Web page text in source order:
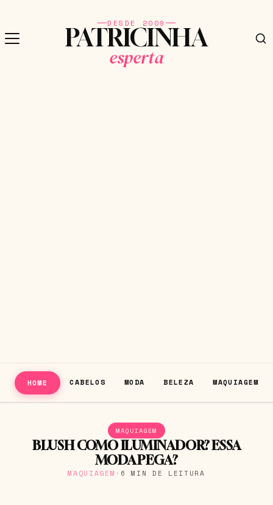
DESDE 2009
PATRICINHA
esperta
HOME CABELOS MODA BELEZA MAQUIAGEM
MAQUIAGEM
BLUSH COMO ILUMINADOR? ESSA
MODA PEGA?
MAQUIAGEM · 6 MIN DE LEITURA